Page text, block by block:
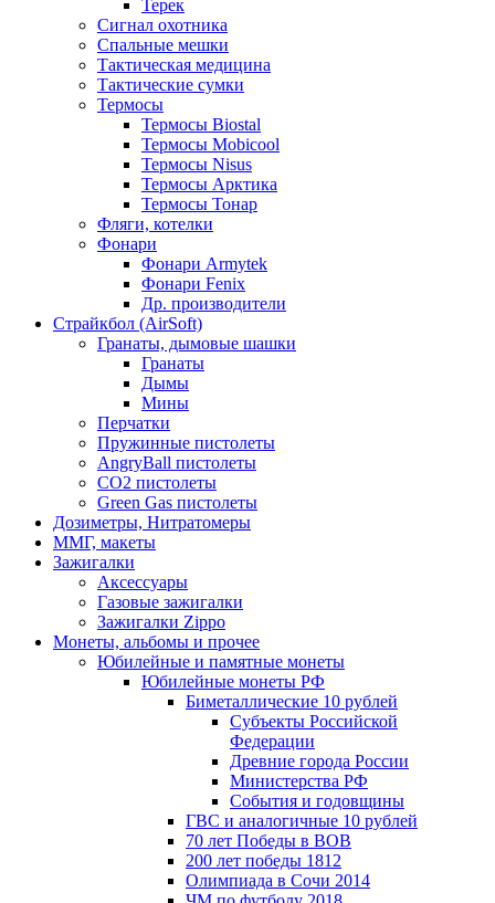
Терек
Сигнал охотника
Спальные мешки
Тактическая медицина
Тактические сумки
Термосы
Термосы Biostal
Термосы Mobicool
Термосы Nisus
Термосы Арктика
Термосы Тонар
Фляги, котелки
Фонари
Фонари Armytek
Фонари Fenix
Др. производители
Страйкбол (AirSoft)
Гранаты, дымовые шашки
Гранаты
Дымы
Мины
Перчатки
Пружинные пистолеты
AngryBall пистолеты
CO2 пистолеты
Green Gas пистолеты
Дозиметры, Нитратомеры
ММГ, макеты
Зажигалки
Аксессуары
Газовые зажигалки
Зажигалки Zippo
Монеты, альбомы и прочее
Юбилейные и памятные монеты
Юбилейные монеты РФ
Биметаллические 10 рублей
Субъекты Российской
Федерации
Древние города России
Министерства РФ
События и годовщины
ГВС и аналогичные 10 рублей
70 лет Победы в ВОВ
200 лет победы 1812
Олимпиада в Сочи 2014